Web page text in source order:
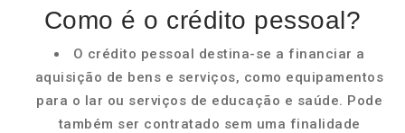
Como é o crédito pessoal?
O crédito pessoal destina-se a financiar a
aquisição de bens e serviços, como equipamentos
para o lar ou serviços de educação e saúde. Pode
também ser contratado sem uma finalidade